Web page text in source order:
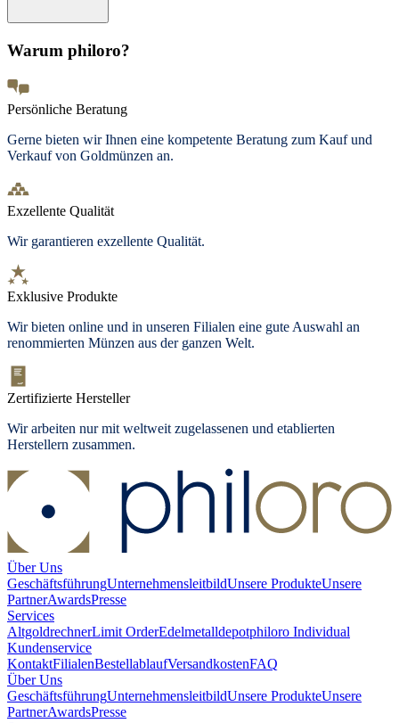
Warum philoro?
Persönliche Beratung
Gerne bieten wir Ihnen eine kompetente Beratung zum Kauf und
Verkauf von Goldmünzen an.
Exzellente Qualität
Wir garantieren exzellente Qualität.
Exklusive Produkte
Wir bieten online und in unseren Filialen eine gute Auswahl an
renommierten Münzen aus der ganzen Welt.
Zertifizierte Hersteller
Wir arbeiten nur mit weltweit zugelassenen und etablierten
Herstellern zusammen.
Über Uns
GeschäftsführungUnternehmensleitbildUnsere ProdukteUnsere
PartnerAwardsPresse
Services
AltgoldrechnerLimit OrderEdelmetalldepotphiloro Individual
Kundenservice
KontaktFilialenBestellablaufVersandkostenFAQ
Über Uns
GeschäftsführungUnternehmensleitbildUnsere ProdukteUnsere
PartnerAwardsPresse